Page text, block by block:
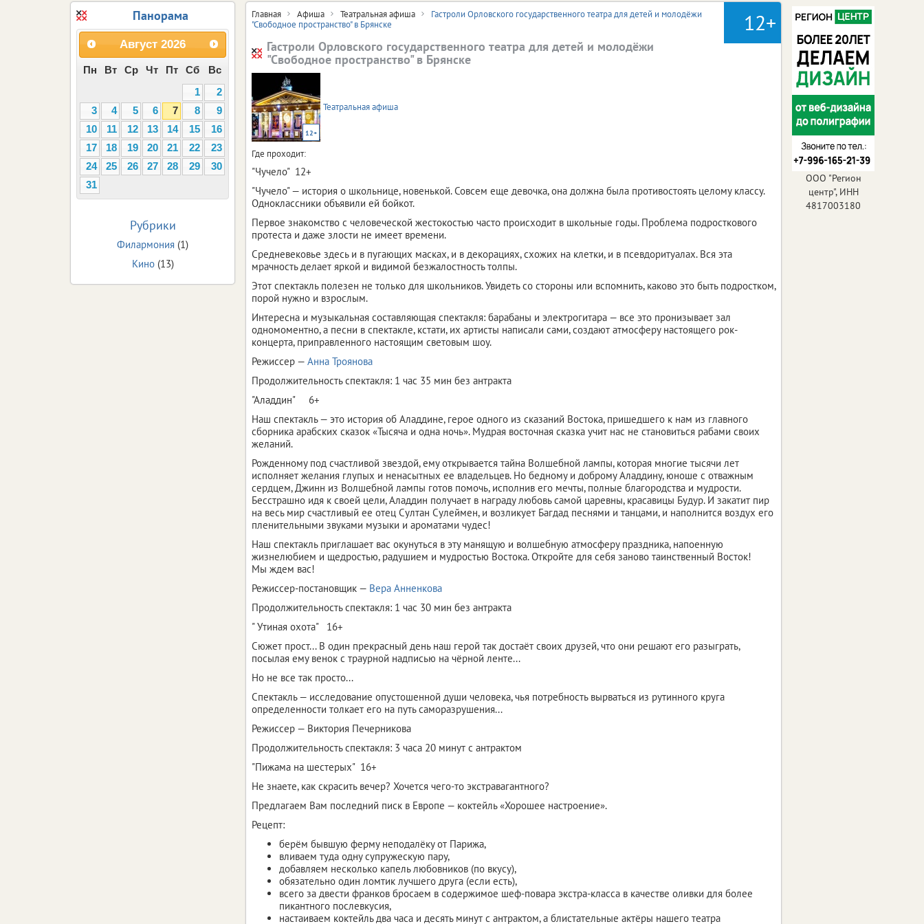
12+
Главная Афиша Театральная афиша
Гастроли Орловского государственного театра для детей и молодёжи
"Свободное пространство" в Брянске
Гастроли Орловского государственного театра для детей и молодёжи
"Свободное пространство" в Брянске
12+
Театральная афиша
Где проходит:
"Чучело" 12+
"Чучело" — история о школьнице, новенькой. Совсем еще девочка, она должна была противостоять целому классу.
Одноклассники объявили ей бойкот.
Первое знакомство с человеческой жестокостью часто происходит в школьные годы. Проблема подросткового
протеста и даже злости не имеет времени.
Средневековье здесь и в пугающих масках, и в декорациях, схожих на клетки, и в псевдоритуалах. Вся эта
мрачность делает яркой и видимой безжалостность толпы.
Этот спектакль полезен не только для школьников. Увидеть со стороны или вспомнить, каково это быть подростком,
порой нужно и взрослым.
Интересна и музыкальная составляющая спектакля: барабаны и электрогитара — все это пронизывает зал
одномоментно, а песни в спектакле, кстати, их артисты написали сами, создают атмосферу настоящего рок-
концерта, приправленного настоящим световым шоу.
Режиссер — Анна Троянова
Продолжительность спектакля: 1 час 35 мин без антракта
"Аладдин" 6+
Наш спектакль — это история об Аладдине, герое одного из сказаний Востока, пришедшего к нам из главного
сборника арабских сказок «Тысяча и одна ночь». Мудрая восточная сказка учит нас не становиться рабами своих
желаний.
Рожденному под счастливой звездой, ему открывается тайна Волшебной лампы, которая многие тысячи лет
исполняет желания глупых и ненасытных ее владельцев. Но бедному и доброму Аладдину, юноше с отважным
сердцем, Джинн из Волшебной лампы готов помочь, исполнив его мечты, полные благородства и мудрости.
Бесстрашно идя к своей цели, Аладдин получает в награду любовь самой царевны, красавицы Будур. И закатит пир
на весь мир счастливый ее отец Султан Сулеймен, и возликует Багдад песнями и танцами, и наполнится воздух его
пленительными звуками музыки и ароматами чудес!
Наш спектакль приглашает вас окунуться в эту манящую и волшебную атмосферу праздника, напоенную
жизнелюбием и щедростью, радушием и мудростью Востока. Откройте для себя заново таинственный Восток!
Мы ждем вас!
Режиссер-постановщик — Вера Анненкова
Продолжительность спектакля: 1 час 30 мин без антракта
" Утиная охота" 16+
Сюжет прост... В один прекрасный день наш герой так достаёт своих друзей, что они решают его разыграть,
посылая ему венок с траурной надписью на чёрной ленте...
Но не все так просто...
Спектакль — исследование опустошенной души человека, чья потребность вырваться из рутинного круга
определенности толкает его на путь саморазрушения...
Режиссер — Виктория Печерникова
Продолжительность спектакля: 3 часа 20 минут с антрактом
"Пижама на шестерых" 16+
Не знаете, как скрасить вечер? Хочется чего-то экстравагантного?
Предлагаем Вам последний писк в Европе — коктейль «Хорошее настроение».
Рецепт:
берём бывшую ферму неподалёку от Парижа,
вливаем туда одну супружескую пару,
добавляем несколько капель любовников (по вкусу),
обязательно один ломтик лучшего друга (если есть),
всего за двести франков бросаем в содержимое шеф-повара экстра-класса в качестве оливки для более
пикантного послевкусия,
настаиваем коктейль два часа и десять минут с антрактом, а блистательные актёры нашего театра
Панорама
Август 2026
Пн Вт Ср Чт Пт Сб
Вс
1
2
3
4 5 6 7 8
9
10
11 12 13 14 15
16
17
18 19 20 21 22
23
24
25 26 27 28 29
30
31
Рубрики
Филармония (1)
Кино(13)
ООО "Регион
центр", ИНН
4817003180